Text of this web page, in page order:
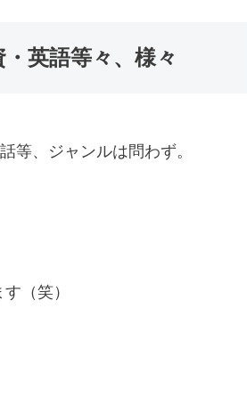
英語等々、様々
等、ジャンルは問わず。
（笑）